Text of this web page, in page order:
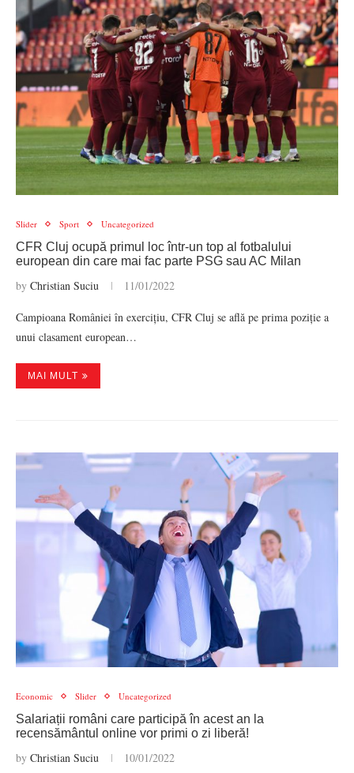
Slider Sport Uncategorized
CFR Cluj ocupă primul loc într-un top al fotbalului
european din care mai fac parte PSG sau AC Milan
by Christian Suciu 11/01/2022
Campioana României în exercițiu, CFR Cluj se află pe prima poziție a
unui clasament european…
MAI MULT
Economic Slider Uncategorized
Salariații români care participă în acest an la
recensământul online vor primi o zi liberă!
by Christian Suciu 10/01/2022